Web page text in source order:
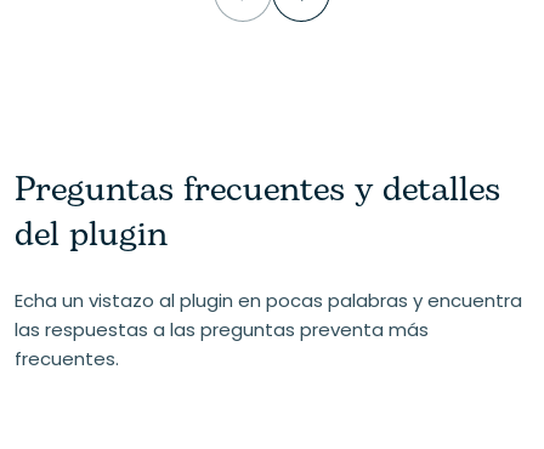
Preguntas frecuentes y detalles
del plugin
Echa un vistazo al plugin en pocas palabras y encuentra
las respuestas a las preguntas preventa más
frecuentes.